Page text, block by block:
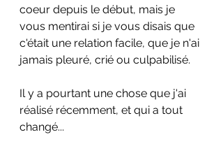
coeur depuis le début, mais je
vous mentirai si je vous disais que
c'était une relation facile, que je n'ai
jamais pleuré, crié ou culpabilisé.
Il y a pourtant une chose que j'ai
réalisé récemment, et qui a tout
changé...